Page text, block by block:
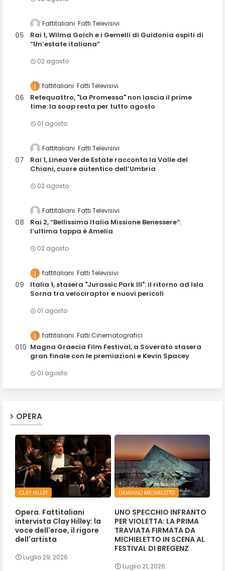
Fattitaliani Fatti Televisivi
Rai 1, Wilma Goich e i Gemelli di Guidonia ospiti di
“Un’estate italiana”
02 agosto
fattitaliani Fatti Televisivi
Retequattro, "La Promessa" non lascia il prime
time: la soap resta per tutto agosto
01 agosto
Fattitaliani Fatti Televisivi
Rai 1, Linea Verde Estate racconta la Valle del
Chiani, cuore autentico dell’Umbria
02 agosto
Fattitaliani Fatti Televisivi
Rai 2, “Bellissima Italia Missione Benessere”:
l’ultima tappa è Amelia
02 agosto
fattitaliani Fatti Televisivi
Italia 1, stasera "Jurassic Park III": il ritorno ad Isla
Sorna tra velociraptor e nuovi pericoli
01 agosto
fattitaliani Fatti Cinematografici
Magna Graecia Film Festival, a Soverato stasera
gran finale con le premiazioni e Kevin Spacey
01 agosto
OPERA
CLAY HILLEY
Opera. Fattitaliani
intervista Clay Hilley: la
voce dell'eroe, il rigore
dell'artista
Luglio 29, 2026
DAMIANO MICHIELETTO
UNO SPECCHIO INFRANTO
PER VIOLETTA: LA PRIMA
TRAVIATA FIRMATA DA
MICHIELETTO IN SCENA AL
FESTIVAL DI BREGENZ
Luglio 21, 2026